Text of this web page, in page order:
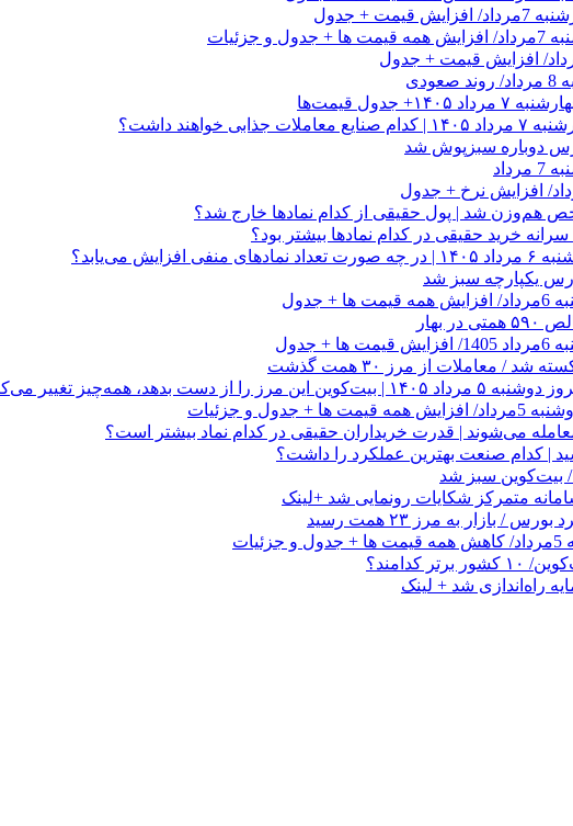
جدول قیمت‌ها
داشت؟
دوباره سبزپوش شد
هم‌وزن شد | پول حقیقی از کدام نماد‌ها خارج شد؟
سرانه خرید حقیقی در کدام نماد‌ها بیشتر بود؟
می‌یابد؟
یکپارچه سبز شد
بهار
معاملات از مرز ۳۰ همت گذشت
بدهد، همه‌چیز تغییر می‌کند
و جزئیات
/ بیت‌کوین سبز شد
متمرکز شکایات رونمایی شد +لینک
به مرز ۲۳ همت رسید
کدامند؟
راه‌اندازی شد + لینک